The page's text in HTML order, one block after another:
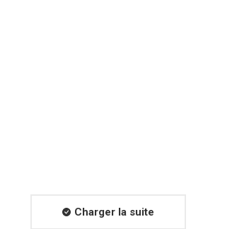
Charger la suite